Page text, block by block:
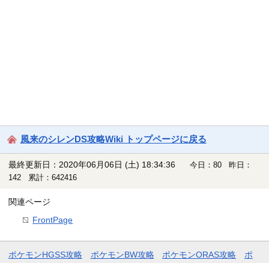
風来のシレンDS攻略Wiki トップページに戻る
最終更新日：2020年06月06日 (土) 18:34:36
今日：80 昨日：
142 累計：642416
関連ページ
FrontPage
ポケモンHGSS攻略 ポケモンBW攻略 ポケモンORAS攻略 ポ